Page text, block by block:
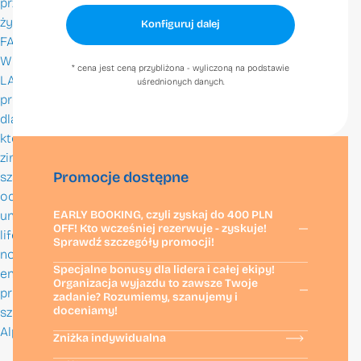
FAQ
Kontakt
+48 22 648 29 30
życia!
FAMILY
WINTER
LAAX to
propozycja
dla Rodzin,
które od
zimowego
szaleństwa
oczekują
unikalnego
lifestylu i
nowoczesnej
energii
prosto ze
szczytów
Alp.
Konfiguruj dalej
* cena jest ceną przybliżona - wyliczoną na podstawie
uśrednionych danych.
Promocje dostępne
EARLY BOOKING, czyli zyskaj do 400 PLN
OFF! Kto wcześniej rezerwuje - zyskuje!
Sprawdź szczegóły promocji!
Specjalne bonusy dla lidera i całej ekipy!
Organizacja wyjazdu to zawsze Twoje
zadanie? Rozumiemy, szanujemy i
doceniamy!
Zniżka indywidualna